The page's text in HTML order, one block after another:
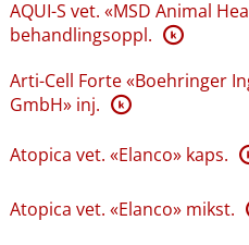
AQUI-S vet. «MSD Animal
behandlingsoppl. K
Arti-Cell Forte «Boehringer
GmbH» inj. K
Atopica vet. «Elanco» kaps. K
Atopica vet. «Elanco» mikst.